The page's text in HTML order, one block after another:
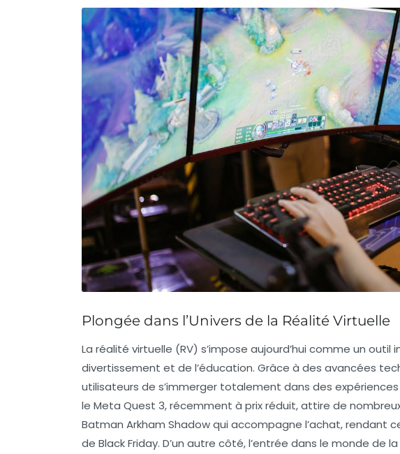
Plongée dans l’Univers de la Réalité Virtuelle
La réalité virtuelle (RV) s’impose aujourd’hui comme un
divertissement et de l’éducation. Grâce à des avancées
utilisateurs de s’immerger totalement dans des
le Meta Quest 3, récemment à prix réduit, attire de
Batman Arkham Shadowqui accompagne l’achat, rendant
de Black Friday. D’un autre côté, l’entrée dans le monde de